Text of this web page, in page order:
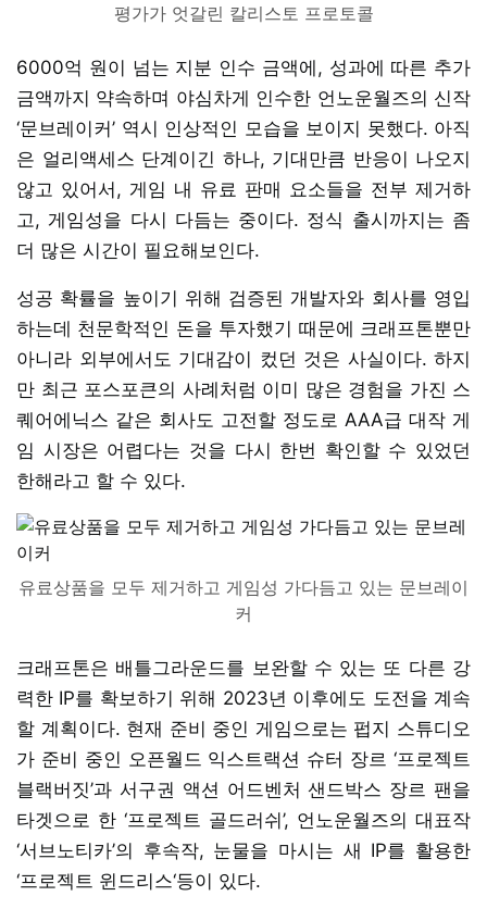
평가가 엇갈린 칼리스토 프로토콜
6000억 원이 넘는 지분 인수 금액에, 성과에 따른 추가
금액까지 약속하며 야심차게 인수한 언노운월즈의 신작
‘문브레이커’ 역시 인상적인 모습을 보이지 못했다. 아직
은 얼리액세스 단계이긴 하나, 기대만큼 반응이 나오지
않고 있어서, 게임 내 유료 판매 요소들을 전부 제거하
고, 게임성을 다시 다듬는 중이다. 정식 출시까지는 좀
더 많은 시간이 필요해보인다.
성공 확률을 높이기 위해 검증된 개발자와 회사를 영입
하는데 천문학적인 돈을 투자했기 때문에 크래프톤뿐만
아니라 외부에서도 기대감이 컸던 것은 사실이다. 하지
만 최근 포스포큰의 사례처럼 이미 많은 경험을 가진 스
퀘어에닉스 같은 회사도 고전할 정도로 AAA급 대작 게
임 시장은 어렵다는 것을 다시 한번 확인할 수 있었던
한해라고 할 수 있다.
유료상품을 모두 제거하고 게임성 가다듬고 있는 문브레이
커
크래프톤은 배틀그라운드를 보완할 수 있는 또 다른 강
력한 IP를 확보하기 위해 2023년 이후에도 도전을 계속
할 계획이다. 현재 준비 중인 게임으로는 펍지 스튜디오
가 준비 중인 오픈월드 익스트랙션 슈터 장르 ‘프로젝트
블랙버짓’과 서구권 액션 어드벤처 샌드박스 장르 팬을
타겟으로 한 ‘프로젝트 골드러쉬’, 언노운월즈의 대표작
‘서브노티카’의 후속작, 눈물을 마시는 새 IP를 활용한
‘프로젝트 윈드리스‘등이 있다.